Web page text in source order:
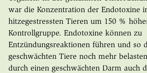
war die Konzentration der Endotoxine
hitzegestressten Tieren um 150 %
Kontrollgruppe. Endotoxine können zu
Entzündungsreaktionen führen und so
geschwächten Tiere noch mehr
durch einen geschwächten Darm auch